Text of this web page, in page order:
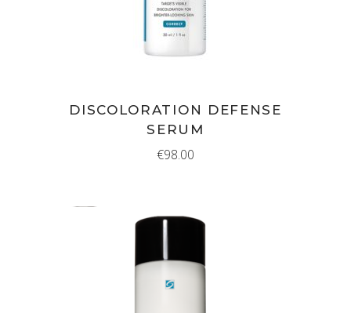
DISCOLORATION DEFENSE
SERUM
€98.00